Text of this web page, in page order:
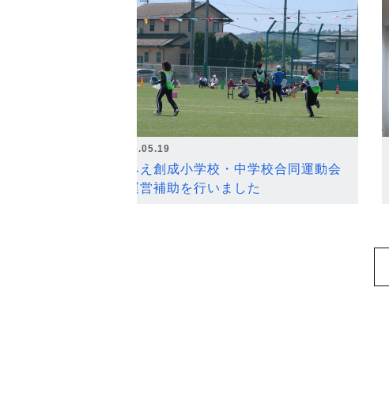
2026.05.19
なみえ創成小学校・中学校合同運動会
の運営補助を行いました